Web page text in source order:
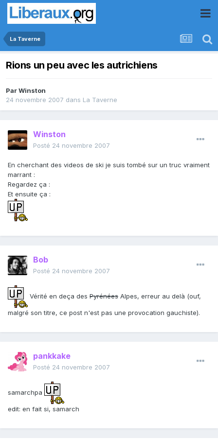
La Taverne
Rions un peu avec les autrichiens
ParWinston
24 novembre 2007 dans La Taverne
Winston
Posté 24 novembre 2007
En cherchant des videos de ski je suis tombé sur un truc vraiment
marrant :
Regardez ça :
Et ensuite ça :
Bob
Posté 24 novembre 2007
Vérité en deça des Pyrénées Alpes, erreur au delà (ouf,
malgré son titre, ce post n'est pas une provocation gauchiste).
pankkake
Posté 24 novembre 2007
samarchpa
edit: en fait si, samarch